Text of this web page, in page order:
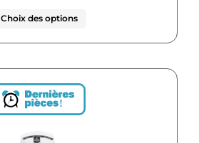
Choix des options
!